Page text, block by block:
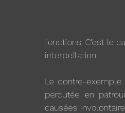
fonctions. C’est le
interpellation.
Le contre-exemple
percutée en
causées